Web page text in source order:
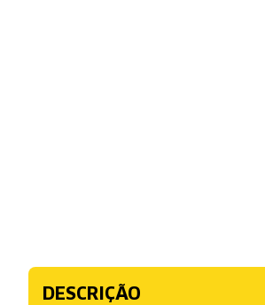
DESCRIÇÃO